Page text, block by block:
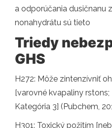
a odporúčania dusičnanu
nonahydrátu sú tieto
Triedy
GHS
H272: Môže zintenzívniť
[varovné kvapaliny
Kategória 3] (Pubchem,
H301: Toxický požitím